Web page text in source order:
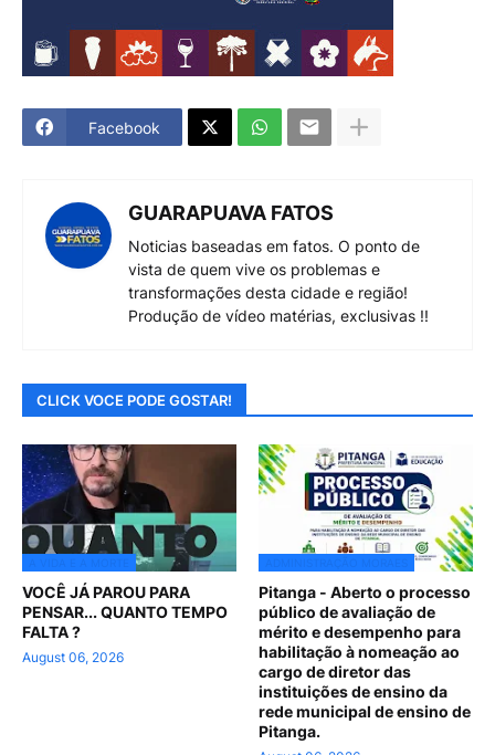
Facebook
GUARAPUAVA FATOS
Noticias baseadas em fatos. O ponto de
vista de quem vive os problemas e
transformações desta cidade e região!
Produção de vídeo matérias, exclusivas !!
CLICK VOCE PODE GOSTAR!
VOCÊ JÁ PAROU PARA
PENSAR... QUANTO TEMPO
FALTA ?
August 06, 2026
Pitanga - Aberto o processo
público de avaliação de
mérito e desempenho para
habilitação à nomeação ao
cargo de diretor das
instituições de ensino da
rede municipal de ensino de
Pitanga.